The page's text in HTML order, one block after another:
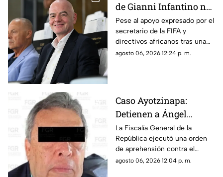
de Gianni Infantino no
lograron frenar el
posicionamiento de la
UEFA
Pese al apoyo expresado por el
secretario de la FIFA y
directivos africanos tras una
reunión de emergencia, la
agosto 06, 2026 12:24 p. m.
Caso Ayotzinapa:
Detienen a Ángel
Aguirre, exgobernador
de Guerrero
La Fiscalía General de la
República ejecutó una orden
de aprehensión contra el
exmandatario de Guerrero por
agosto 06, 2026 12:04 p. m.